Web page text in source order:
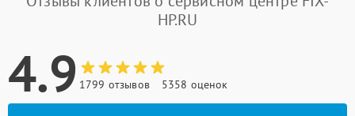
HP.RU
4.9 1799 отзывов 5358 оценок